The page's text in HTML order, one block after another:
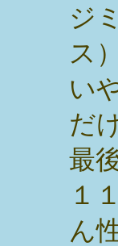
ジ
ス
い
だ
最
１
ん